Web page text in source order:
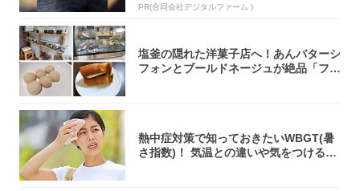
PR(合同会社デジタルファーム )
塩釜の隠れた洋菓子店へ！あんバターシ
フォンとブールドネージュが絶品「フー
熱中症対策で知っておきたいWBGT(暑
さ指数)！ 気温との違いや気をつけるべ